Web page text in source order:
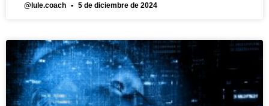
@lule.coach 5 de diciembre de 2024